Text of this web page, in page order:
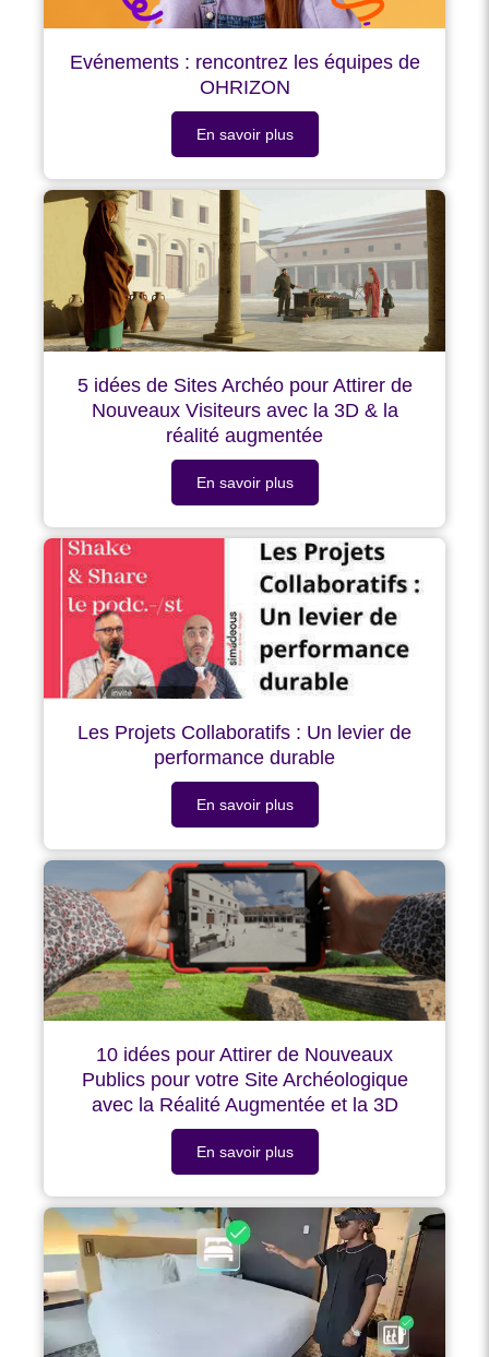
Evénements : rencontrez les équipes de
OHRIZON
En savoir plus
5 idées de Sites Archéo pour Attirer de
Nouveaux Visiteurs avec la 3D & la
réalité augmentée
En savoir plus
Les Projets Collaboratifs : Un levier de
performance durable
En savoir plus
10 idées pour Attirer de Nouveaux
Publics pour votre Site Archéologique
avec la Réalité Augmentée et la 3D
En savoir plus